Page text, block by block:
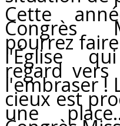
Cette
Congrès
pourrez
l'Église
regard
l'embraser !
cieux est
une